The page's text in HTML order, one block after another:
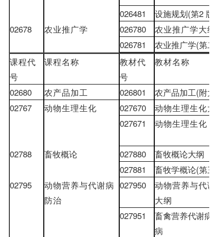
026481 设施规划(第2 版
02678
农业推广学 026780
农业推广学大纲
026781
农业推广学(第二
课程代
号
课程名称 教材代
号
教材名称
02680 农产品加工 026801 农产品加工(附大
02767
动物生理生化 027670
动物生理生化
027671
动物生理生化
02788 畜牧概论 027880
畜牧概论大纲
027881
畜牧学概论(第三
02795
动物营养与代谢病
防治
027950
动物营养与代
大纲
027951
畜禽营养代谢病
病